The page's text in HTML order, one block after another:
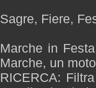
Sagre, Fiere,
Marche in
Marche, un
RICERCA: